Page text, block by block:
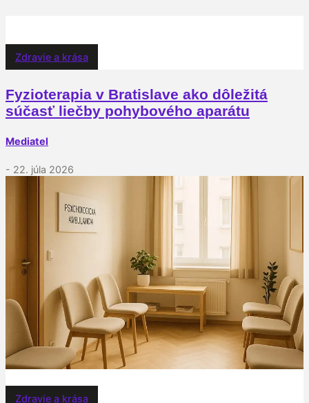
Zdravie a krása
Fyzioterapia v Bratislave ako dôležitá
súčasť liečby pohybového aparátu
Mediatel
- 22. júla 2026
Zdravie a krása